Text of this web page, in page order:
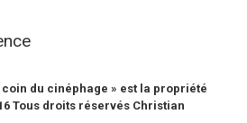
coin du cinéphage » est la propriété
Tous droits réservés Christian